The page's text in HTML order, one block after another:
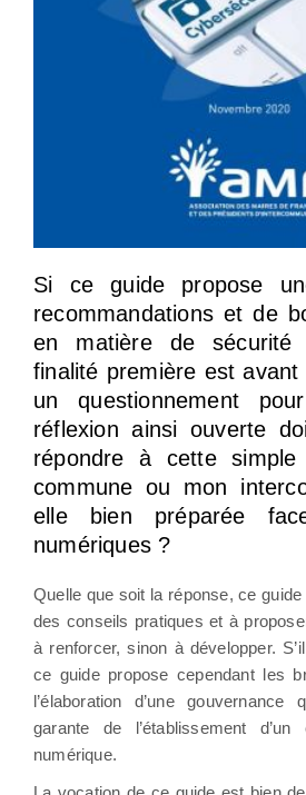
Si ce guide propose
recommandations et de
en matière de sécurité
finalité première est
un questionnement
réflexion ainsi ouverte
répondre à cette
commune ou mon
elle bien préparée
numériques ?
Quelle que soit la réponse, ce
des conseils pratiques et à
à renforcer, sinon à développer.
ce guide propose cependant les
l’élaboration d’une
garante de l’établissement
numérique.